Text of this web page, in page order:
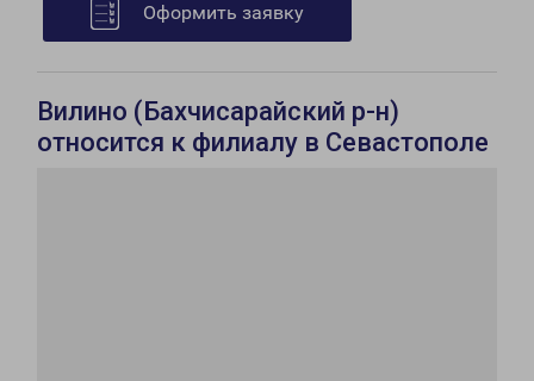
Оформить заявку
Вилино (Бахчисарайский р-н)
относится к филиалу в Севастополе